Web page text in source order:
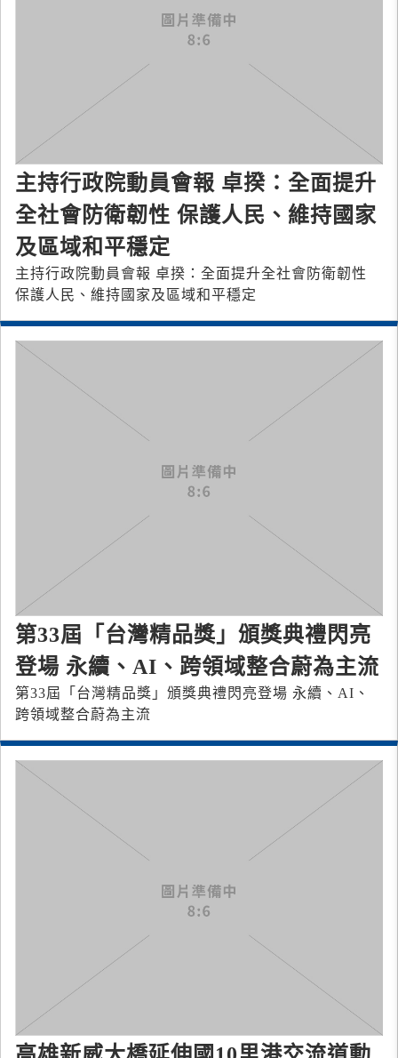
主持行政院動員會報 卓揆：全面提升
全社會防衛韌性 保護人民、維持國家
及區域和平穩定
主持行政院動員會報 卓揆：全面提升全社會防衛韌性
保護人民、維持國家及區域和平穩定
第33屆「台灣精品獎」頒獎典禮閃亮
登場 永續、AI、跨領域整合蔚為主流
第33屆「台灣精品獎」頒獎典禮閃亮登場 永續、AI、
跨領域整合蔚為主流